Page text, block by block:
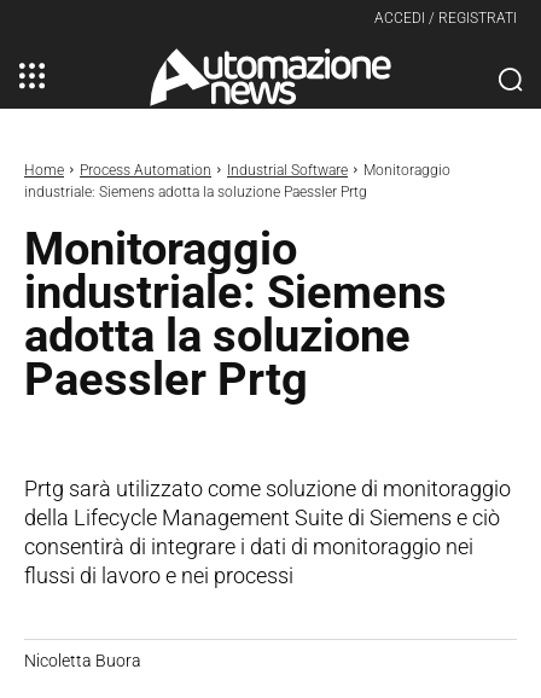
ACCEDI / REGISTRATI
Home Process Automation Industrial Software
Monitoraggio
industriale: Siemens adotta la soluzione Paessler Prtg
Monitoraggio
industriale: Siemens
adotta la soluzione
Paessler Prtg
Prtg sarà utilizzato come soluzione di monitoraggio
della Lifecycle Management Suite di Siemens e ciò
consentirà di integrare i dati di monitoraggio nei
flussi di lavoro e nei processi
Nicoletta Buora